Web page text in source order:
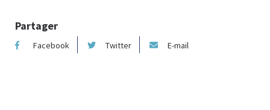
Partager
Facebook Twitter E-mail